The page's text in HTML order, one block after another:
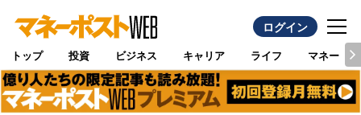
ログイン
トップ 投資 ビジネス キャリア ライフ マネー